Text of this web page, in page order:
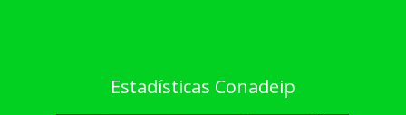
Estadísticas Conadeip